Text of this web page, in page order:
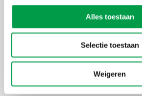
Alles toestaan
Selectie toestaan
Weigeren
de behaalde cybersecurity winst te
a human touch.
START
Het START-traject is het vertrekpunt van
mindset, met volgende resultaten voor de